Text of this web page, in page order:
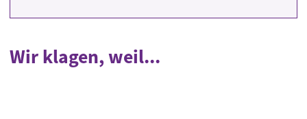
Wir klagen, weil...